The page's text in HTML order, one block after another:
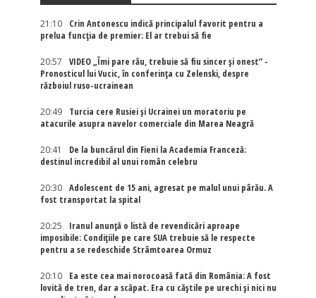
21:10
Crin Antonescu indică principalul favorit pentru a
prelua funcția de premier: El ar trebui să fie
20:57
VIDEO „Îmi pare rău, trebuie să fiu sincer și onest” -
Pronosticul lui Vucic, în conferința cu Zelenski, despre
războiul ruso-ucrainean
20:49
Turcia cere Rusiei și Ucrainei un moratoriu pe
atacurile asupra navelor comerciale din Marea Neagră
20:41
De la buncărul din Fieni la Academia Franceză:
destinul incredibil al unui român celebru
20:30
Adolescent de 15 ani, agresat pe malul unui pârău. A
fost transportat la spital
20:25
Iranul anunță o listă de revendicări aproape
imposibile: Condițiile pe care SUA trebuie să le respecte
pentru a se redeschide Strâmtoarea Ormuz
20:10
Ea este cea mai norocoasă fată din România: A fost
lovită de tren, dar a scăpat. Era cu căștile pe urechi și nici nu